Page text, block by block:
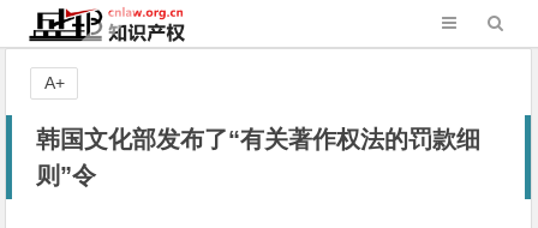
韩国文化部发布了“有关著作权法的罚款细
则”令
A+